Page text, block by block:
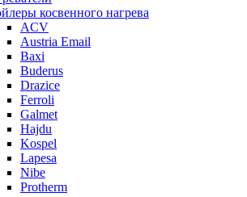
косвенного нагрева
ACV
Austria Email
Baxi
Buderus
Drazice
Ferroli
Galmet
Hajdu
Kospel
Lapesa
Nibe
Protherm